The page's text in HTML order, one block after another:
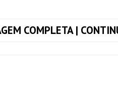
COMPLETA |